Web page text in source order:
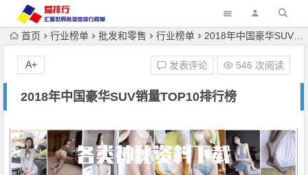
首页 行业榜单 批发和零售 行业榜单 2018年中国豪华SUV销量TOP10排行榜
2018年中国豪华SUV销量TOP10排行榜
发表评论 546 次阅读
A+